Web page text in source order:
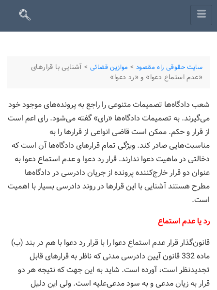
سایت حقوقی راه مقصود > موازین قضائی > آشنایی با قرارهای
«عدم استماع دعوا» و «رد دعوا»
شعب دادگاه‌ها تصمیمات متنوعی را راجع به پرونده‌های موجود خود
می‌گیرند. به تصمیمات دادگاه‌ها «رای» گفته می‌شود. رای اعم است
از قرار و حکم. ممکن است قاضی انواعی از قرارها را به
مناسبت‌هایی صادر کند. ویژگی ‌تمام قرارهای دادگاه‌ها آن است که
دخالتی در ماهیت دعوا ندارند. قرار رد دعوا و عدم استماع دعوا به
عنوان دو قرار خارج‌کننده پرونده از جریان دادرسی در دادگاه‌ها
مطرح هستند آشنایی با این قرارها در روند دادرسی بسیار با اهمیت
است.
رد یا عدم استماع
قانون‌گذار قرار عدم استماع دعوا را با قرار رد دعوا با هم در بند (ب)
ماده 332 قانون آیین دادرسی مدنی که ناظر به قرارهای قابل
تجدیدنظر است، آورده است. شاید به این جهت که نتیجه هر دو
قرار به زیان مدعی و به سود مدعی‌علیه است. ولی این دلیل